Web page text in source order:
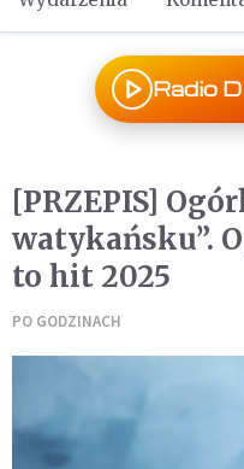
Radio
[PRZEPIS]
watykańsku”.
to hit 2025
PO GODZINACH